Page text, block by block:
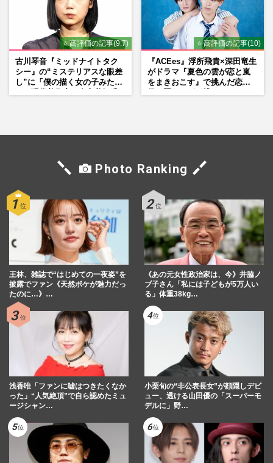
⭐ 高評価の記事(9.7)
古川琴音『ミッドナイトタク
シー』の“ミステリアスな眼差
し”に「僕の描く女の子みた
⭐ 高評価の記事(10)
『ACEes』浮所飛貴×深田竜生
がドラマ『夏色の雲が恋と嵐
をまきおこす』で挑んだ恋人
Photo Ranking
王林、雑誌で“はじめての一夜姿”を
披露でファン《天然ボケが魅力だっ
たのに…》…
《あの元女性政治家は、今》井脇ノ
ブ子さん「私には子どもが5万人い
る」体重38kg…
浅香唯「ファンに嘘はつきたくなか
った」“人気絶頂”で自ら認めたミュ
ージシャン…
小栗旬の“非公表長女”が顔隠しデビ
ュー、透ける山田優の「スーパーモ
デルに」野…